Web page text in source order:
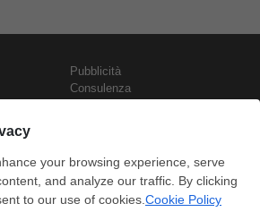
Pubblicità
Consulenza